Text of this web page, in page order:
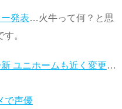
発表…火牛って何？と思
。
ユニホームも近く変更…
で声優